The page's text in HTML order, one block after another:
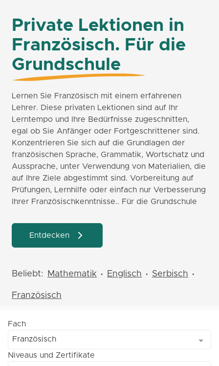
Private Lektionen in
Französisch. Für die
Grundschule
Lernen Sie Französisch mit einem erfahrenen
Lehrer. Diese privaten Lektionen sind auf Ihr
Lerntempo und Ihre Bedürfnisse zugeschnitten,
egal ob Sie Anfänger oder Fortgeschrittener sind.
Konzentrieren Sie sich auf die Grundlagen der
französischen Sprache, Grammatik, Wortschatz und
Aussprache, unter Verwendung von Materialien, die
auf Ihre Ziele abgestimmt sind. Vorbereitung auf
Prüfungen, Lernhilfe oder einfach nur Verbesserung
Ihrer Französischkenntnisse.. Für die Grundschule
Entdecken
Beliebt: Mathematik • Englisch • Serbisch •
Französisch
Fach
Französisch
Niveaus und Zertifikate